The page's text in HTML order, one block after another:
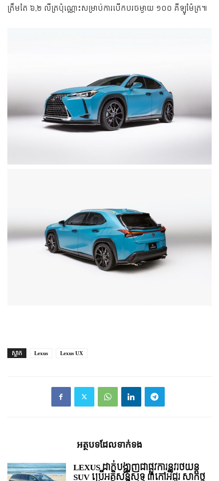
ត្រឹមតែ ៦,២ លីត្រ​ប៉ុណ្ណោះសម្រាប់ការបើកបរចម្ងាយ ១០០ គីឡូម៉ែត្រ៕
ស្លាក Lexus Lexus UX
អត្ថបទ​ដែល​ទាក់ទង
LEXUS ដាក់បង្ហាញជាផ្លូវការនូវរថយន្ត
SUV ប្រើអគ្គិសនីសុទ្ធ ៣កៅអីជួរ សាកថ្ម